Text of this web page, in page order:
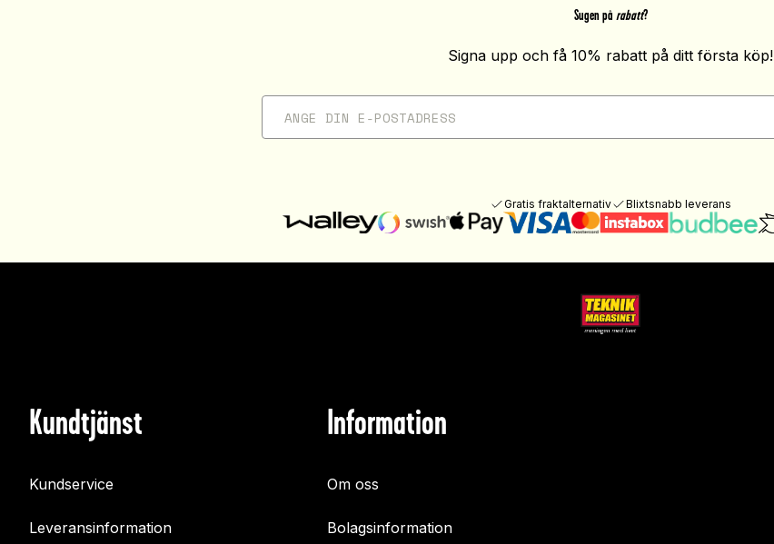
Sugen på rabatt?
Signa upp och få 10% rabatt på ditt första köp!
Gratis fraktalternativ Blixtsnabb leverans
Kundtjänst
Kundservice
Leveransinformation
Information
Om oss
Bolagsinformation